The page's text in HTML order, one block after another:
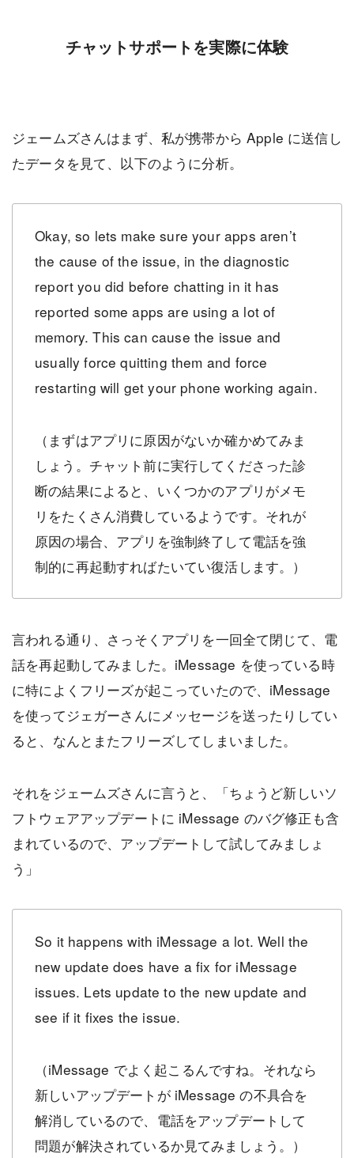
チャットサポートを実際に体験
ジェームズさんはまず、私が携帯から Apple に送信し
たデータを見て、以下のように分析。
Okay, so lets make sure your apps aren’t
the cause of the issue, in the diagnostic
report you did before chatting in it has
reported some apps are using a lot of
memory. This can cause the issue and
usually force quitting them and force
restarting will get your phone working again.
（まずはアプリに原因がないか確かめてみま
しょう。チャット前に実行してくださった診
断の結果によると、いくつかのアプリがメモ
リをたくさん消費しているようです。それが
原因の場合、アプリを強制終了して電話を強
制的に再起動すればたいてい復活します。）
言われる通り、さっそくアプリを一回全て閉じて、電
話を再起動してみました。iMessage を使っている時
に特によくフリーズが起こっていたので、iMessage
を使ってジェガーさんにメッセージを送ったりしてい
ると、なんとまたフリーズしてしまいました。
それをジェームズさんに言うと、「ちょうど新しいソ
フトウェアアップデートに iMessage のバグ修正も含
まれているので、アップデートして試してみましょ
う」
So it happens with iMessage a lot. Well the
new update does have a fix for iMessage
issues. Lets update to the new update and
see if it fixes the issue.
（iMessage でよく起こるんですね。それなら
新しいアップデートが iMessage の不具合を
解消しているので、電話をアップデートして
問題が解決されているか見てみましょう。）